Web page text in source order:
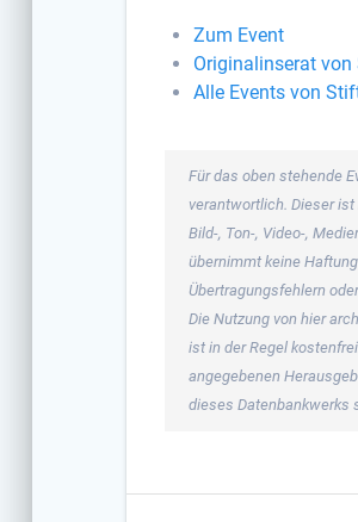
Zum Event
Originalinserat
Alle Events von
Für das oben stehende
verantwortlich. Dieser
Bild-, Ton-, Video-,
übernimmt keine
Übertragungsfehlern
Die Nutzung von hier
ist in der Regel
angegebenen
dieses Datenbankwerks